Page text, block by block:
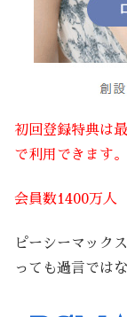
初回登録特典は
で利用できます。
会員数1400万人
ピーシーマック
っても過言では